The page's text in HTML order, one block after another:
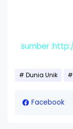
sumber
Dunia Unik
Facebook